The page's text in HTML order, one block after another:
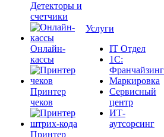
Детекторы и
счетчики
Онлайн-
кассы
Принтер
чеков
Принтер
Услуги
IT Отдел
1С:
Франчайзинг
Маркировка
Сервисный
центр
ИТ-
аутсорсинг